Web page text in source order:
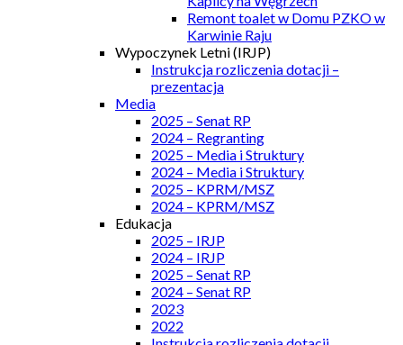
Remont toalet w Domu PZKO w
Karwinie Raju
Wypoczynek Letni (IRJP)
Instrukcja rozliczenia dotacji –
prezentacja
Media
2025 – Senat RP
2024 – Regranting
2025 – Media i Struktury
2024 – Media i Struktury
2025 – KPRM/MSZ
2024 – KPRM/MSZ
Edukacja
2025 – IRJP
2024 – IRJP
2025 – Senat RP
2024 – Senat RP
2023
2022